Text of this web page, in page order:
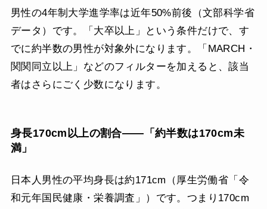
男性の4年制大学進学率は近年50%前後（文部科学省
データ）です。「大卒以上」という条件だけで、す
でに約半数の男性が対象外になります。「MARCH・
関関同立以上」などのフィルターを加えると、該当
者はさらにごく少数になります。
身長170cm以上の割合——「約半数は170cm未
満」
日本人男性の平均身長は約171cm（厚生労働省「令
和元年国民健康・栄養調査」）です。つまり170cm